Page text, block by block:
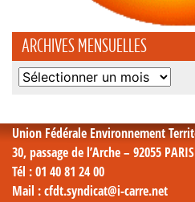
ARCHIVES MENSUELLES
Archives
Union Fédérale Environnement
30, passage de l’Arche – 92055 PARIS
Tél : 01 40 81 24 00
Mail : cfdt.syndicat@i-carre.net